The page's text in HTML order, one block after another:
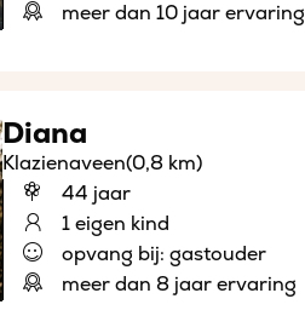
meer dan 10 jaar ervaring
Diana
Klazienaveen(0,8 km)
44 jaar
1 eigen kind
opvang bij: gastouder
meer dan 8 jaar ervaring